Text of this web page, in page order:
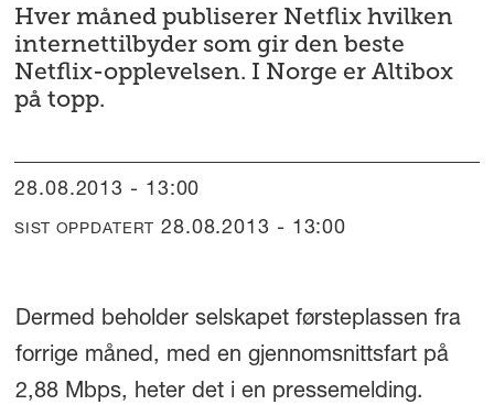
Hver måned publiserer Netflix hvilken
internettilbyder som gir den beste
Netflix-opplevelsen. I Norge er Altibox
på topp.
28.08.2013 - 13:00
SIST OPPDATERT 28.08.2013 - 13:00
Dermed beholder selskapet førsteplassen fra
forrige måned, med en gjennomsnittsfart på
2,88 Mbps, heter det i en pressemelding.